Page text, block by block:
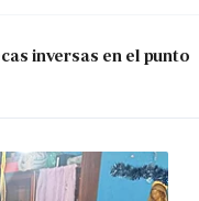
inversas en el punto